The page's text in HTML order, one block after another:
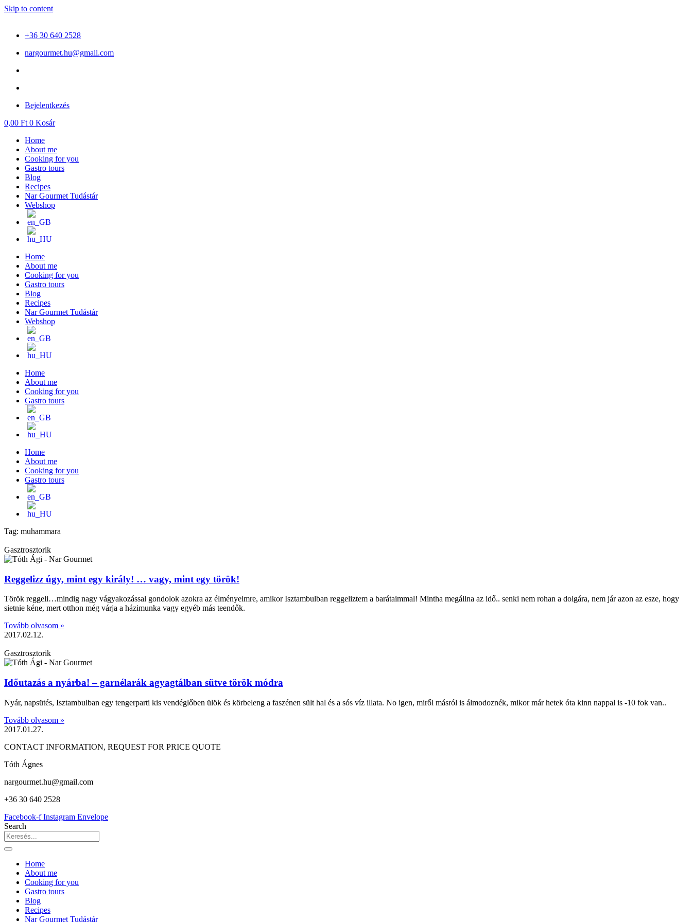
Skip to content
+36 30 640 2528
nargourmet.hu@gmail.com
Bejelentkezés
0,00 Ft 0 Kosár
Home
About me
Cooking for you
Gastro tours
Blog
Recipes
Nar Gourmet Tudástár
Webshop
Home
About me
Cooking for you
Gastro tours
Blog
Recipes
Nar Gourmet Tudástár
Webshop
Home
About me
Cooking for you
Gastro tours
Home
About me
Cooking for you
Gastro tours
Tag: muhammara
Gasztrosztorik
Reggelizz úgy, mint egy király! … vagy, mint egy török!
Török reggeli…mindig nagy vágyakozással gondolok azokra az élményeimre, amikor Isztambulban reggeliztem a barátaimmal! Mintha megállna az idő.. senki nem rohan a dolgára, nem jár azon az esze, hogy
sietnie kéne, mert otthon még várja a házimunka vagy egyéb más teendők.
Tovább olvasom »
2017.02.12.
Gasztrosztorik
Időutazás a nyárba! – garnélarák agyagtálban sütve török módra
Nyár, napsütés, Isztambulban egy tengerparti kis vendéglőben ülök és körbeleng a faszénen sült hal és a sós víz illata. No igen, miről másról is álmodoznék, mikor már hetek óta kinn nappal is -10 fok van..
Tovább olvasom »
2017.01.27.
CONTACT INFORMATION, REQUEST FOR PRICE QUOTE
Tóth Ágnes
nargourmet.hu@gmail.com
+36 30 640 2528
Facebook-f Instagram Envelope
Search
Home
About me
Cooking for you
Gastro tours
Blog
Recipes
Nar Gourmet Tudástár